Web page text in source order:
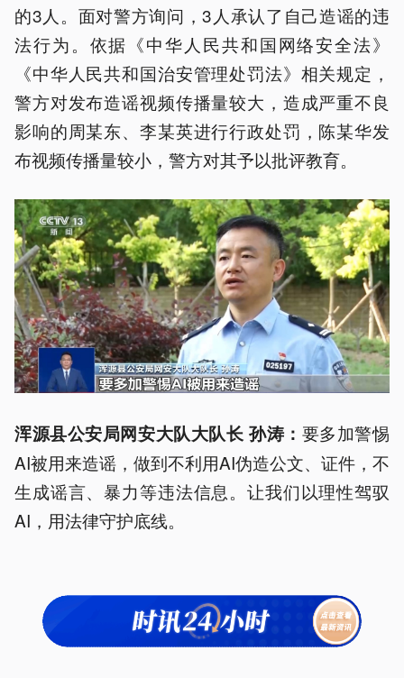
的3人。面对警方询问，3人承认了自己造谣的违
法行为。依据《中华人民共和国网络安全法》
《中华人民共和国治安管理处罚法》相关规定，
警方对发布造谣视频传播量较大，造成严重不良
影响的周某东、李某英进行行政处罚，陈某华发
布视频传播量较小，警方对其予以批评教育。
浑源县公安局网安大队大队长 孙涛： 要多加警惕
AI被用来造谣，做到不利用AI伪造公文、证件，不
生成谣言、暴力等违法信息。让我们以理性驾驭
AI，用法律守护底线。